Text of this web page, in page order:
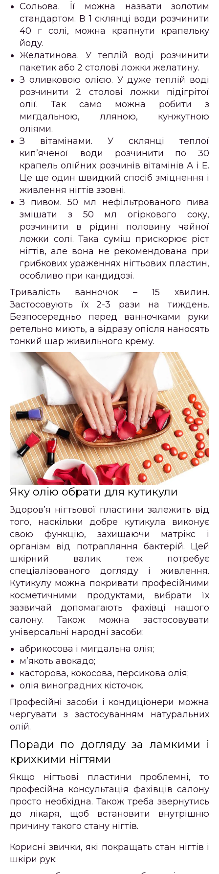
Сольова. Її можна назвати золотим
стандартом. В 1 склянці води розчинити
40 г солі, можна крапнути крапельку
йоду.
Желатинова. У теплій воді розчинити
пакетик або 2 столові ложки желатину.
З оливковою олією. У дуже теплій воді
розчинити 2 столові ложки підігрітої
олії. Так само можна робити з
мигдальною, лляною, кунжутною
оліями.
З вітамінами. У склянці теплої
кип’яченої води розчинити по 30
крапель олійних розчинів вітамінів А і Е.
Це ще один швидкий спосіб зміцнення і
живлення нігтів ззовні.
З пивом. 50 мл нефільтрованого пива
змішати з 50 мл огіркового соку,
розчинити в рідині половину чайної
ложки солі. Така суміш прискорює ріст
нігтів, але вона не рекомендована при
грибкових ураженнях нігтьових пластин,
особливо при кандидозі.
Тривалість ванночок – 15 хвилин.
Застосовують їх 2-3 рази на тиждень.
Безпосередньо перед ванночками руки
ретельно миють, а відразу опісля наносять
тонкий шар живильного крему.
Яку олію обрати для кутикули
Здоров’я нігтьової пластини залежить від
того, наскільки добре кутикула виконує
свою функцію, захищаючи матрікс і
організм від потрапляння бактерій. Цей
шкірний валик теж потребує
спеціалізованого догляду і живлення.
Кутикулу можна покривати професійними
косметичними продуктами, вибрати їх
зазвичай допомагають фахівці нашого
салону. Також можна застосовувати
універсальні народні засоби:
абрикосова і мигдальна олія;
м’якоть авокадо;
касторова, кокосова, персикова олія;
олія виноградних кісточок.
Професійні засоби і кондиціонери можна
чергувати з застосуванням натуральних
олій.
Поради по догляду за ламкими і
крихкими нігтями
Якщо нігтьові пластини проблемні, то
професійна консультація фахівців салону
просто необхідна. Також треба звернутись
до лікаря, щоб встановити внутрішню
причину такого стану нігтів.
Корисні звички, які покращать стан нігтів і
шкіри рук: